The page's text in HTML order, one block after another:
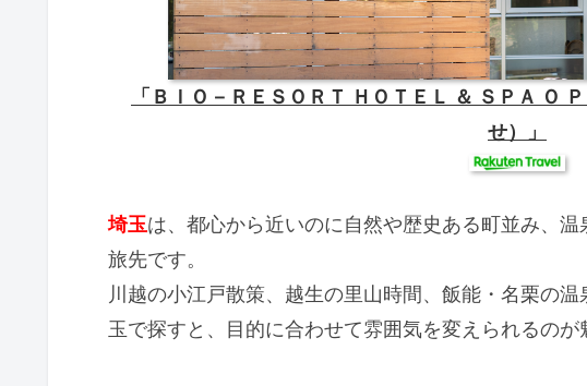
「ＢＩＯ－ＲＥＳＯＲＴ ＨＯＴＥＬ ＆ ＳＰＡ Ｏ
せ）」
埼玉は、都心から近いのに自然や歴史ある町並み、
旅先です。
川越の小江戸散策、越生の里山時間、飯能・名栗の
玉で探すと、目的に合わせて雰囲気を変えられるのが